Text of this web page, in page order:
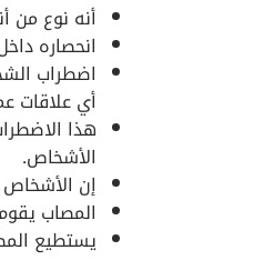
أنه نوع من
انحصاره
اضطراب
أي علاقات
هذا
الأشخاص.
إن
المصاب
يستطيع